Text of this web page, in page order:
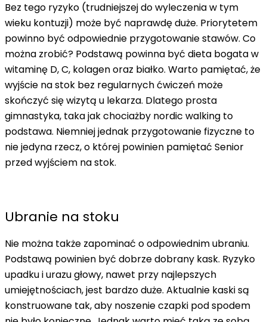
Bez tego ryzyko (trudniejszej do wyleczenia w tym
wieku kontuzji) może być naprawdę duże. Priorytetem
powinno być odpowiednie przygotowanie stawów. Co
można zrobić? Podstawą powinna być dieta bogata w
witaminę D, C, kolagen oraz białko. Warto pamiętać, że
wyjście na stok bez regularnych ćwiczeń może
skończyć się wizytą u lekarza. Dlatego prosta
gimnastyka, taka jak chociażby nordic walking to
podstawa. Niemniej jednak przygotowanie fizyczne to
nie jedyna rzecz, o której powinien pamiętać Senior
przed wyjściem na stok.
Ubranie na stoku
Nie można także zapominać o odpowiednim ubraniu.
Podstawą powinien być dobrze dobrany kask. Ryzyko
upadku i urazu głowy, nawet przy najlepszych
umiejętnościach, jest bardzo duże. Aktualnie kaski są
konstruowane tak, aby noszenie czapki pod spodem